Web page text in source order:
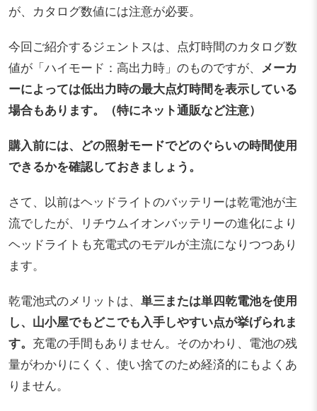
が、カタログ数値には注意が必要。
今回ご紹介するジェントスは、点灯時間のカタログ数
値が「ハイモード：高出力時」のものですが、 メーカ
ーによっては低出力時の最大点灯時間を表示している
場合もあります。（特にネット通販など注意）
購入前には、どの照射モードでどのぐらいの時間使用
できるかを確認しておきましょう。
さて、以前はヘッドライトのバッテリーは乾電池が主
流でしたが、リチウムイオンバッテリーの進化により
ヘッドライトも充電式のモデルが主流になりつつあり
ます。
乾電池式のメリットは、 単三または単四乾電池を使用
し、山小屋でもどこでも入手しやすい点が挙げられま
す。 充電の手間もありません。そのかわり、電池の残
量がわかりにくく、使い捨てのため経済的にもよくあ
りません。